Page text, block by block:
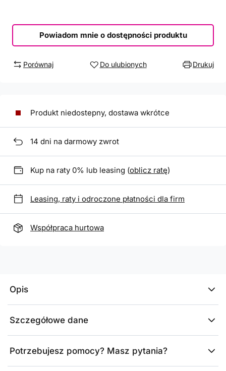
Powiadom mnie o dostępności produktu
Porównaj Do ulubionych Drukuj
Produkt niedostepny, dostawa wkrótce
14 dni na darmowy zwrot
Kup na raty 0% lub leasing (oblicz ratę)
Leasing, raty i odroczone płatności dla firm
Współpraca hurtowa
Opis
Szczegółowe dane
Potrzebujesz pomocy? Masz pytania?